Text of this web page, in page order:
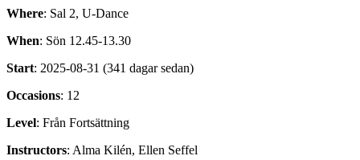
Where: Sal 2, U-Dance
When: Sön 12.45-13.30
Start: 2025-08-31 (341 dagar sedan)
Occasions: 12
Level: Från Fortsättning
Instructors: Alma Kilén, Ellen Seffel